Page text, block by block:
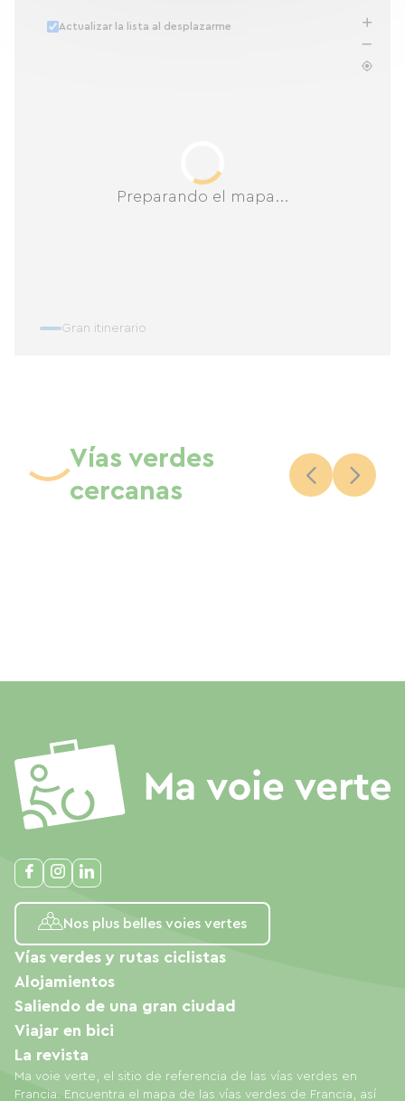
Preparando el mapa...
Actualizar la lista al desplazarme
Gran itinerario
Vías verdes
cercanas
Nos plus belles voies vertes
Ma voie verte, el sitio de referencia de las vías verdes en
Francia. Encuentra el mapa de las vías verdes de Francia, así
Vías verdes y rutas ciclistas
Alojamientos
Saliendo de una gran ciudad
Viajar en bici
La revista